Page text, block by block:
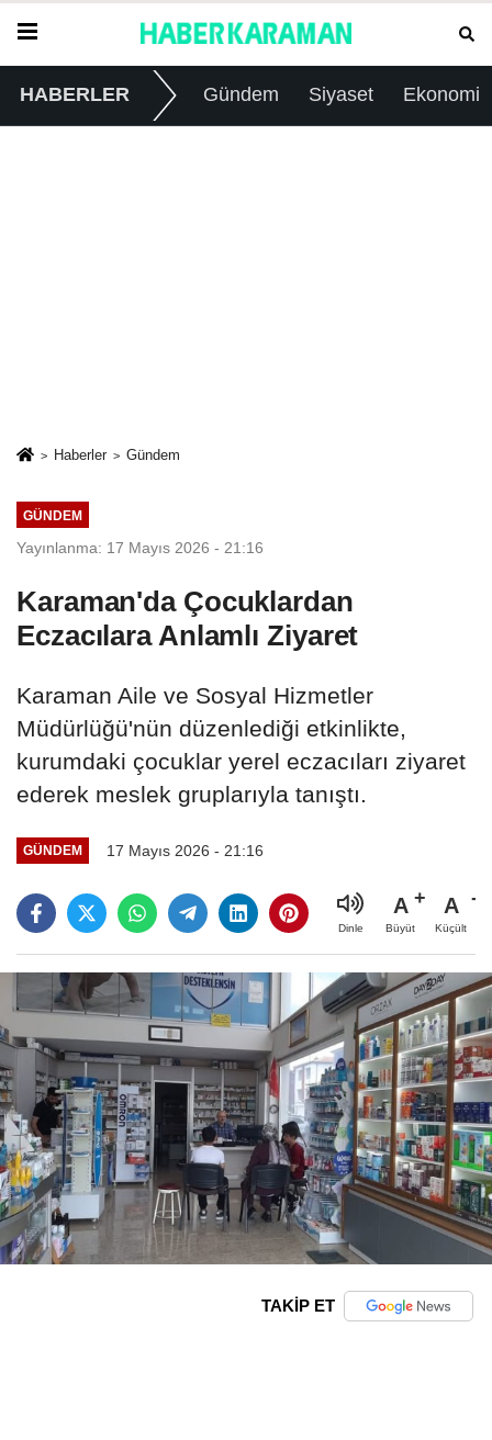
HABERLER Gündem Siyaset Ekonomi
Haberler Gündem
GÜNDEM
Yayınlanma: 17 Mayıs 2026 - 21:16
Karaman'da Çocuklardan
Eczacılara Anlamlı Ziyaret
Karaman Aile ve Sosyal Hizmetler
Müdürlüğü'nün düzenlediği etkinlikte,
kurumdaki çocuklar yerel eczacıları ziyaret
ederek meslek gruplarıyla tanıştı.
GÜNDEM 17 Mayıs 2026 - 21:16
Dinle
A
Büyüt
A
Küçült
TAKİP ET